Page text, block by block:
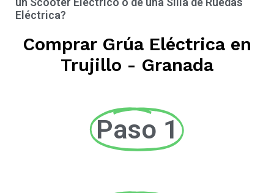
Eléctrica?
Comprar Grúa Eléctrica en
Trujillo - Granada
Paso 1